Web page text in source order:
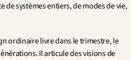
systèmes entiers, de modes de vie,
ordinaire livre dans le trimestre, le
Il articule des visions de